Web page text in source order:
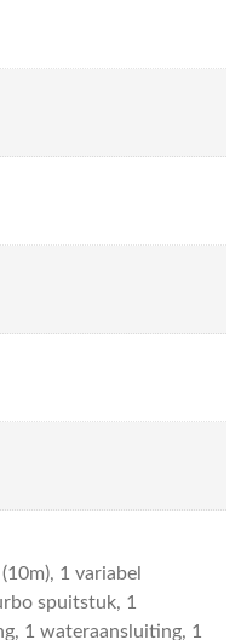
1 variabel
spuitstuk, 1
1 wateraansluiting, 1